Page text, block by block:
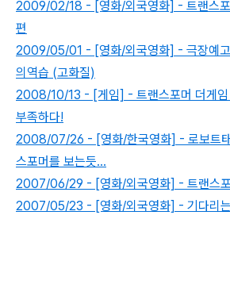
2009/02/18 - [영화/외국영화] - 트랜스포
편
2009/05/01 - [영화/외국영화] - 극장예고
의역습 (고화질)
2008/10/13 - [게임] - 트랜스포머 더게임
부족하다!
2008/07/26 - [영화/한국영화] - 로보트
스포머를 보는듯...
2007/06/29 - [영화/외국영화] - 트랜스
2007/05/23 - [영화/외국영화] - 기다리는